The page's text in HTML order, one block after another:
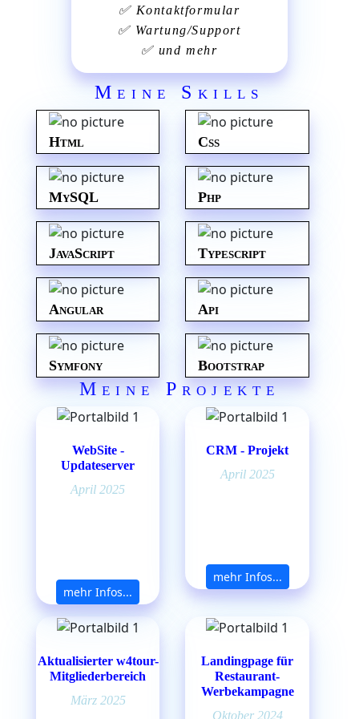
✅ Kontaktformular
✅ Wartung/Support
✅ und mehr
Meine Skills
Html Css
MySQL Php
JavaScript Typescript
Angular Api
Symfony Bootstrap
Meine Projekte
WebSite -
Updateserver
April 2025
mehr Infos...
CRM - Projekt
April 2025
mehr Infos...
Aktualisierter w4tour-
Mitgliederbereich
März 2025
Landingpage für
Restaurant-
Werbekampagne
Oktober 2024